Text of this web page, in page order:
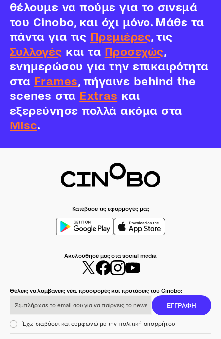
θέλουμε να πούμε για το σινεμά
του Cinobo, και όχι μόνο. Μάθε τα
πάντα για τις Πρεμιέρες, τις
Συλλογές και τα Προσεχώς,
ενημερώσου για την επικαιρότητα
στα Frames, πήγαινε behind the
scenes στα Extras και
εξερεύνησε πολλά ακόμα στα
Misc.
Κατέβασε τις εφαρμογές μας
Ακολούθησέ μας στα social media
Θέλεις να λαμβάνεις νέα, προσφορές και προτάσεις του Cinobo;
ΕΓΓΡΑΦΗ
Έχω διαβάσει και συμφωνώ με την πολιτική απορρήτου